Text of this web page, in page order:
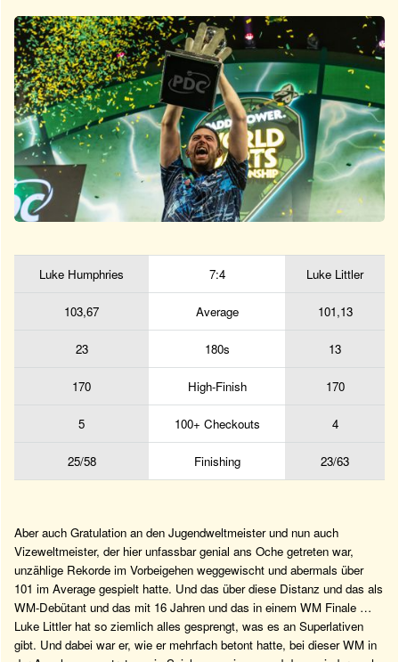
Luke Humphries 7:4 Luke Littler
103,67 Average 101,13
23 180s 13
170 High-Finish 170
5 100+ Checkouts 4
25/58 Finishing 23/63
Aber auch Gratulation an den Jugendweltmeister und nun auch
Vizeweltmeister, der hier unfassbar genial ans Oche getreten war,
unzählige Rekorde im Vorbeigehen weggewischt und abermals über
101 im Average gespielt hatte. Und das über diese Distanz und das als
WM-Debütant und das mit 16 Jahren und das in einem WM Finale …
Luke Littler hat so ziemlich alles gesprengt, was es an Superlativen
gibt. Und dabei war er, wie er mehrfach betont hatte, bei dieser WM in